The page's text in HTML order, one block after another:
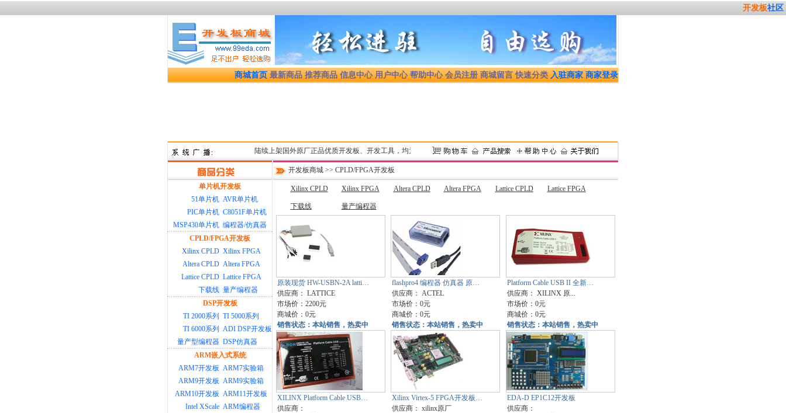
开发板社区
商城首页 最新商品 推荐商品 信息中心 用户中心 帮助中心 会员注册 商城留言 快速分类 入驻商家 商家登录
陆续上架国外原厂正品优质开发板、开发工具，均为正规渠道货源，享受原厂技术支持和售后服务，尚未上架产品可提供海外代购服务，详情请电 0755-25310164 或加
单片机开发板
51单片机 AVR单片机
PIC单片机 C8051F单片机
MSP430单片机 编程器/仿真器
CPLD/FPGA开发板
Xilinx CPLD Xilinx FPGA
Altera CPLD Altera FPGA
Lattice CPLD Lattice FPGA
下载线 量产编程器
DSP开发板
TI 2000系列
TI 5000系列
TI 6000系列
ADI DSP开发板
量产型编程器 DSP仿真器
ARM嵌入式系统
ARM7开发板 ARM7实验箱
ARM9开发板 ARM9实验箱
ARM10开发板 ARM11开发板
Intel XScale ARM编程器
开发板商城 >> CPLD/FPGA开发板
Xilinx CPLD Xilinx FPGA Altera CPLD Altera FPGA Lattice CPLD Lattice FPGA
下载线 量产编程器
原装现货 HW-USBN-2A latti…
供应商： LATTICE
市场价：2200元
商城价：0元
销售状态：本站销售，热卖中
flashpro4 编程器 仿真器 原…
供应商： ACTEL
市场价：0元
商城价：0元
销售状态：本站销售，热卖中
Platform Cable USB II 全新…
供应商： XILINX 原...
市场价：0元
商城价：0元
销售状态：本站销售，热卖中
XILINX Platform Cable USB…
供应商：
Xilinx Virtex-5 FPGA开发板…
供应商： xilinx原厂
EDA-D EP1C12开发板
供应商：